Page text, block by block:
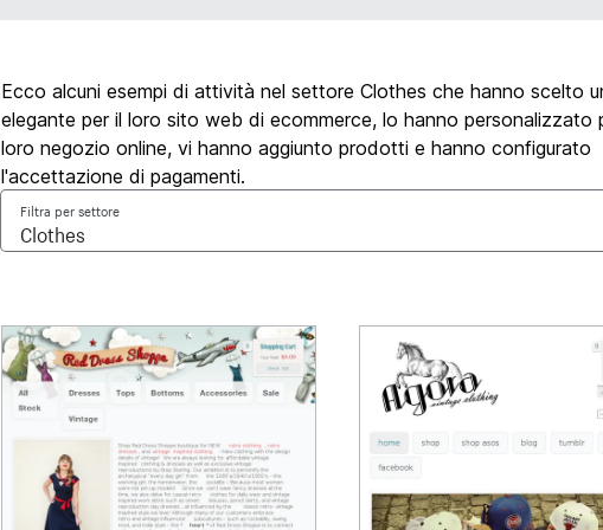
Ecco alcuni esempi di attività nel settore Clothes che hanno scelto
elegante per il loro sito web di ecommerce, lo hanno personalizzato
loro negozio online, vi hanno aggiunto prodotti e hanno configurato
l'accettazione di pagamenti.
Filtra per settore